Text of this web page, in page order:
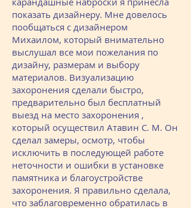
показать дизайнеру. Мне довелось
пообщаться с дизайнером
Михаилом, который внимательно
выслушал все мои пожелания по
дизайну, размерам и выбору
материалов. Визуализацию
захоронения сделали быстро,
предварительно был бесплатный
выезд на место захоронения ,
который осуществил Атавин С. М. Он
сделал замеры, осмотр, чтобы
исключить в последующей работе
неточности и ошибки в установке
памятника и благоустройстве
захоронения. Я правильно сделала,
что заблаговременно обратилась в